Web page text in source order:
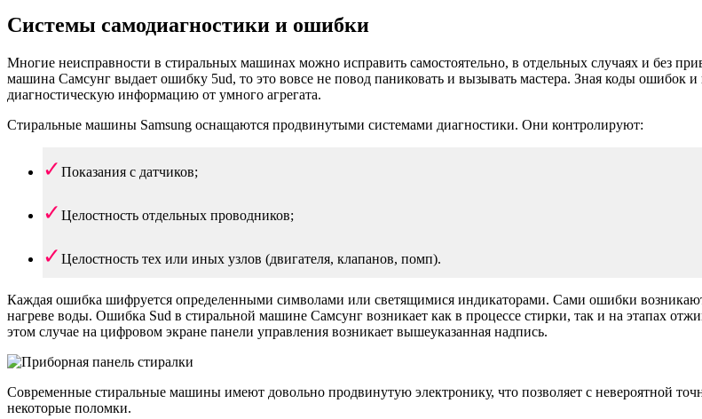
Системы самодиагностики и ошибки
Многие неисправности в стиральных машинах можно исправить самостоятельно, в отдельных случаях и без
машина Самсунг выдает ошибку 5ud, то это вовсе не повод паниковать и вызывать мастера. Зная коды ошибок
диагностическую информацию от умного агрегата.
Стиральные машины Samsung оснащаются продвинутыми системами диагностики. Они контролируют:
Показания с датчиков;
Целостность отдельных проводников;
Целостность тех или иных узлов (двигателя, клапанов, помп).
Каждая ошибка шифруется определенными символами или светящимися индикаторами. Сами ошибки
нагреве воды. Ошибка Sud в стиральной машине Самсунг возникает как в процессе стирки, так и на этапах
этом случае на цифровом экране панели управления возникает вышеуказанная надпись.
Современные стиральные машины имеют довольно продвинутую электронику, что позволяет с невероятной
некоторые поломки.